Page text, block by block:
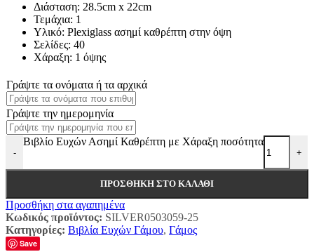
Διάσταση: 28.5cm x 22cm
Τεμάχια: 1
Υλικό: Plexiglass ασημί καθρέπτη στην όψη
Σελίδες: 40
Χάραξη: 1 όψης
Γράψτε τα ονόματα ή τα αρχικά
Γράψτε την ημερομηνία
-
Βιβλίο Ευχών Ασημί Καθρέπτη με Χάραξη ποσότητα
+
ΠΡΟΣΘΉΚΗ ΣΤΟ ΚΑΛΆΘΙ
Προσθήκη στα αγαπημένα
Κωδικός προϊόντος: SILVER0503059-25
Κατηγορίες: Βιβλία Ευχών Γάμου, Γάμος
Save